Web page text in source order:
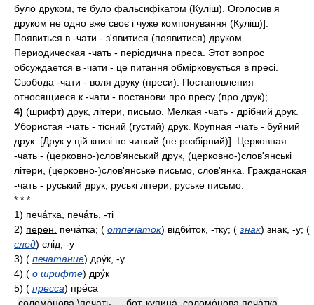
було друком, те було фальсифікатом (Куліш). Оголосив я
друком не одно вже своє і чуже компонування (Куліш)].
Появиться в -чати - з'явитися (появитися) друком.
Периодическая -чать - періодична преса. Этот вопрос
обсуждается в -чати - це питання обмірковується в пресі.
Свобода -чати - воля друку (преси). Постановления
относящиеся к -чати - постанови про пресу (про друк);
4) (шрифт) друк, літери, письмо. Мелкая -чать - дрібний друк.
Убористая -чать - тісний (густий) друк. Крупная -чать - буйний
друк. [Друк у цій книзі не читкий (не розбірний)]. Церковная
-чать - (церковно-)слов'янський друк, (церковно-)слов'янські
літери, (церковно-)слов'янське письмо, слов'янка. Гражданская
-чать - руський друк, руські літери, руське письмо.
* * *
1) печа́тка, печа́ть, -ті
2) перен. печа́тка; ( отпечаток) відби́ток, -тку; ( знак) знак, -у; (
след) слід, -у
3) ( печатание) дру́к, -у
4) ( о шрифте) дру́к
5) ( пресса) пре́са